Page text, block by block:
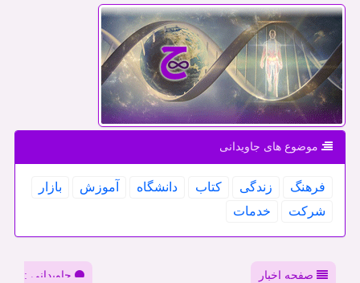
موضوع های جاویدانی
فرهنگ زندگی كتاب دانشگاه آموزش
بازار
شركت
خدمات
صفحه اخبار جاویدانی :